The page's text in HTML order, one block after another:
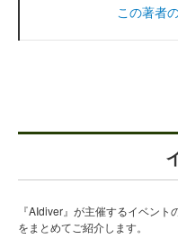
この著者
『AIdiver』が主催するイベン
をまとめてご紹介します。